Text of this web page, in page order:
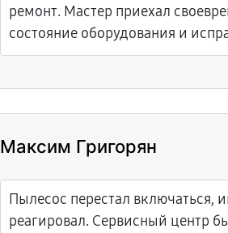
ремонт. Мастер приехал
состояние оборудования и
Максим Григорян
Пылесос перестал включаться,
реагировал. Сервисный центр